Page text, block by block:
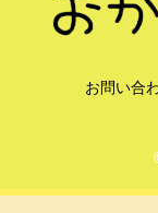
お問い合